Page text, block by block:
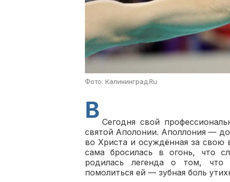
Фото: Калининград.Ru
В Сегодня свой
святой Аполонии. Аполлония —
во Христа и осуждённая за свою
сама бросилась в огонь, что
родилась легенда о том, что
помолиться ей — зубная боль